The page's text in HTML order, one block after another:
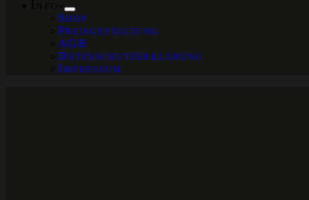
Shop
Preisgestaltung
AGB
Datenschutzerklärung
Impressum